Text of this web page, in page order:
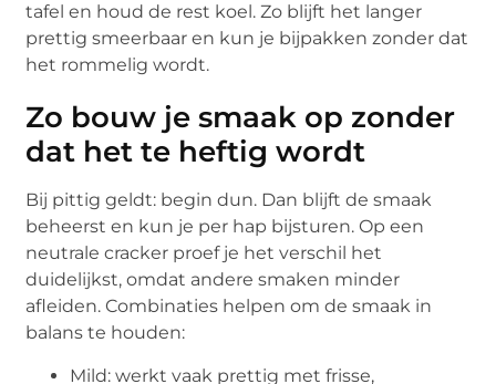
tafel en houd de rest koel. Zo blijft het langer
prettig smeerbaar en kun je bijpakken zonder dat
het rommelig wordt.
Zo bouw je smaak op zonder
dat het te heftig wordt
Bij pittig geldt: begin dun. Dan blijft de smaak
beheerst en kun je per hap bijsturen. Op een
neutrale cracker proef je het verschil het
duidelijkst, omdat andere smaken minder
afleiden. Combinaties helpen om de smaak in
balans te houden:
Mild: werkt vaak prettig met frisse,